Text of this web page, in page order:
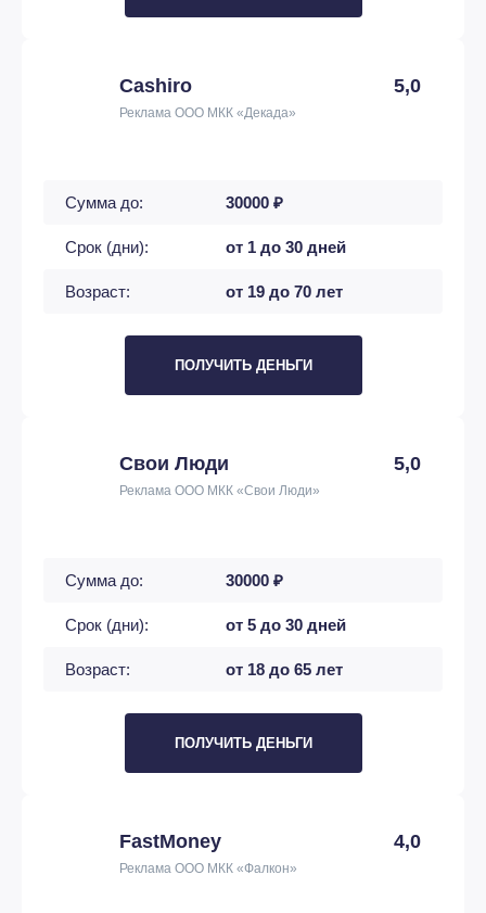
Cashiro 5,0
Реклама ООО МКК «Декада»
Сумма до: 30000 ₽
Срок (дни): от 1 до 30 дней
Возраст: от 19 до 70 лет
ПОЛУЧИТЬ ДЕНЬГИ
Свои Люди 5,0
Реклама ООО МКК «Свои Люди»
Сумма до: 30000 ₽
Срок (дни): от 5 до 30 дней
Возраст: от 18 до 65 лет
ПОЛУЧИТЬ ДЕНЬГИ
FastMoney 4,0
Реклама ООО МКК «Фалкон»